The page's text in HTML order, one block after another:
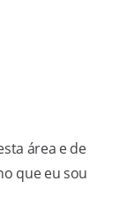
área e de
que eu sou